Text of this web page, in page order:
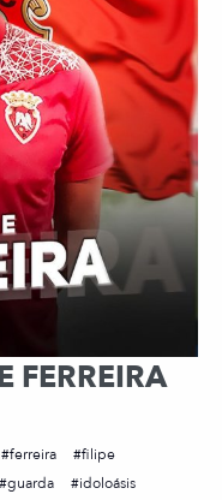
FERREIRA
ferreira
filipe
guarda
idoloásis